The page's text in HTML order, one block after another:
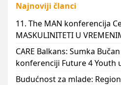
Najnoviji članci
11. The MAN konferencija
MASKULINITETI U
CARE Balkans: Sumka
konferenciji Future 4 Youth
Budućnost za mlade: